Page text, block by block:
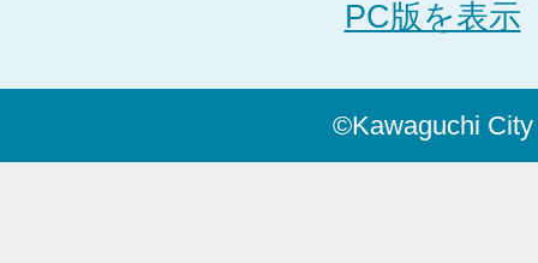
PC版を表示
©Kawaguchi City